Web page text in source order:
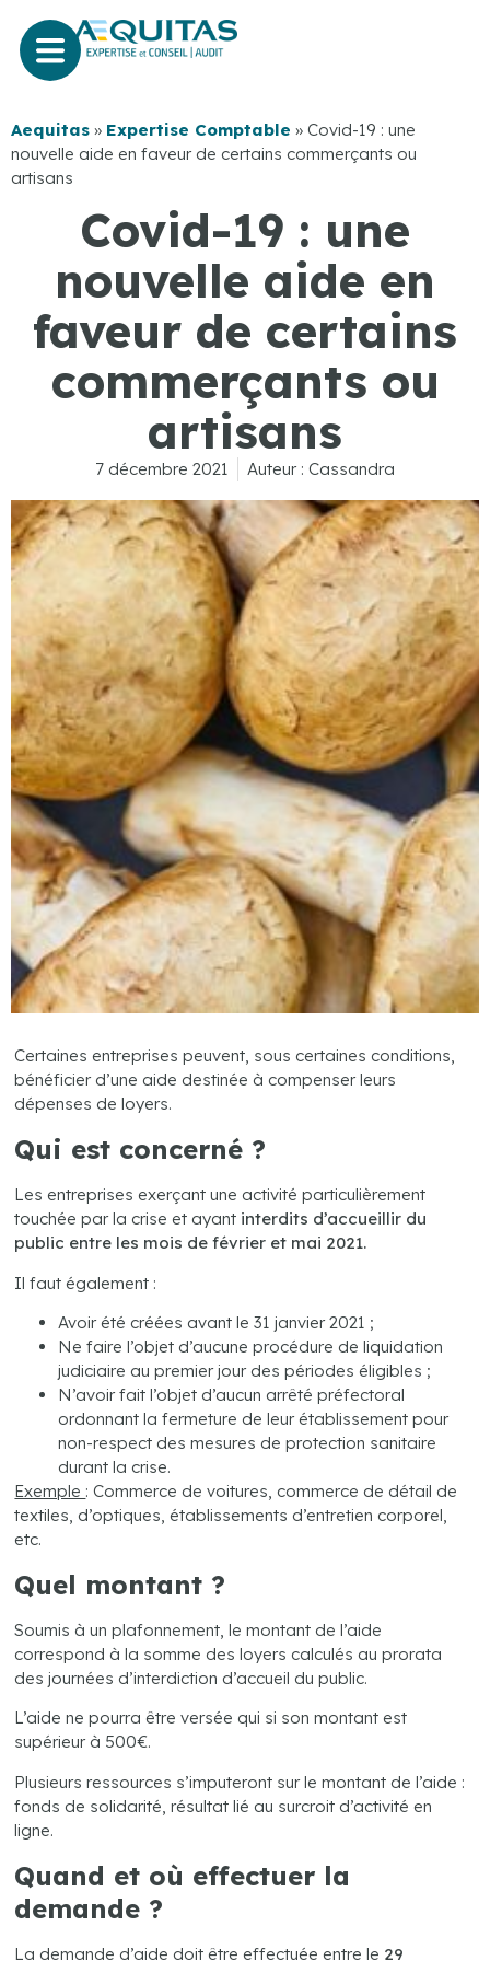
Aequitas » Expertise Comptable » Covid-19 : une
nouvelle aide en faveur de certains commerçants ou
artisans
Covid-19 : une
nouvelle aide en
faveur de certains
commerçants ou
artisans
7 décembre 2021 Auteur : Cassandra
Certaines entreprises peuvent, sous certaines conditions,
bénéficier d’une aide destinée à compenser leurs
dépenses de loyers.
Qui est concerné ?
Les entreprises exerçant une activité particulièrement
touchée par la crise et ayant interdits d’accueillir du
public entre les mois de février et mai 2021.
Il faut également :
Avoir été créées avant le 31 janvier 2021 ;
Ne faire l’objet d’aucune procédure de liquidation
judiciaire au premier jour des périodes éligibles ;
N’avoir fait l’objet d’aucun arrêté préfectoral
ordonnant la fermeture de leur établissement pour
non-respect des mesures de protection sanitaire
durant la crise.
Exemple : Commerce de voitures, commerce de détail de
textiles, d’optiques, établissements d’entretien corporel,
etc.
Quel montant ?
Soumis à un plafonnement, le montant de l’aide
correspond à la somme des loyers calculés au prorata
des journées d’interdiction d’accueil du public.
L’aide ne pourra être versée qui si son montant est
supérieur à 500€.
Plusieurs ressources s’imputeront sur le montant de l’aide :
fonds de solidarité, résultat lié au surcroit d’activité en
ligne.
Quand et où effectuer la
demande ?
La demande d’aide doit être effectuée entre le 29